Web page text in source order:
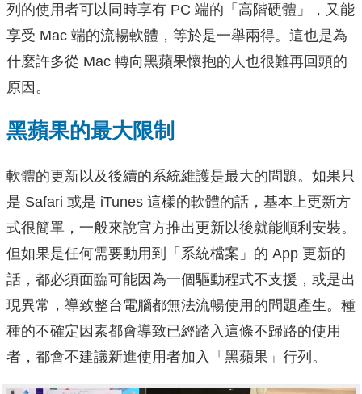
列的使用者可以同時享有 PC 端的「高階硬體」，又能
享受 Mac 端的流暢軟體，等於是一舉兩得。這也是為
什麼許多從 Mac 轉向黑蘋果懷抱的人也很難再回頭的
原因。
黑蘋果的最大限制
軟體的更新以及後續的系統維護是最大的問題。如果只
是 Safari 或是 iTunes 這樣的軟體的話，基本上更新方
式很簡單，一般來說官方推出更新以後就能順利安裝。
但如果是任何需要動用到「系統檔案」的 App 更新的
話，都必須面臨可能因為一個驅動程式不支援，或是出
現異常，導致整台電腦都無法流暢使用的問題產生。種
種的不確定因素都會導致已經踏入這條不歸路的使用
者，都會不建議新進使用者加入「黑蘋果」行列。